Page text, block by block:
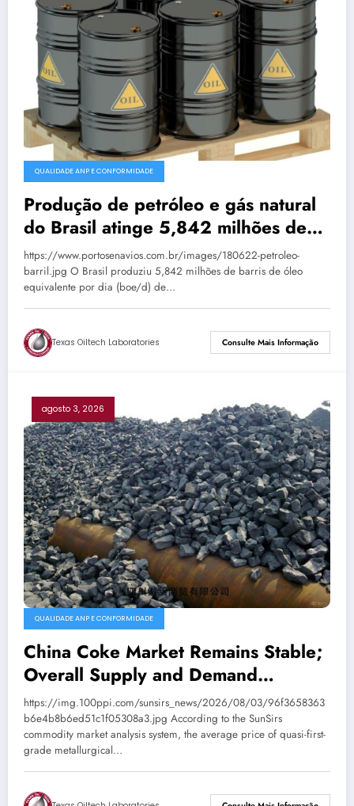
QUALIDADE ANP E CONFORMIDADE
Produção de petróleo e gás natural
do Brasil atinge 5,842 milhões de
boe/d em junho
https://www.portosenavios.com.br/images/180622-petroleo-
barril.jpg O Brasil produziu 5,842 milhões de barris de óleo
equivalente por dia (boe/d) de…
Texas Oiltech Laboratories Consulte Mais Informação
agosto 3, 2026
QUALIDADE ANP E CONFORMIDADE
China Coke Market Remains Stable;
Overall Supply and Demand
Balanced
https://img.100ppi.com/sunsirs_news/2026/08/03/96f3658363
b6e4b8b6ed51c1f05308a3.jpg According to the SunSirs
commodity market analysis system, the average price of quasi-first-
grade metallurgical…